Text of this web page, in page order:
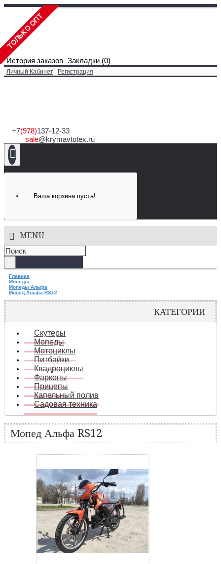
История заказов Закладки (0)
Личный Кабинет Регистрация
+7(978)137-12-33
sale@krymavtotex.ru
Ваша корзина пуста!
MENU
Главная
Мопеды
Мопеды Альфа
Мопед Альфа RS12
КАТЕГОРИИ
Скутеры
Мопеды
Мотоциклы
Питбайки
Квадроциклы
Фаркопы
Прицепы
Капельный полив
Садовая техника
Мопед Альфа RS12